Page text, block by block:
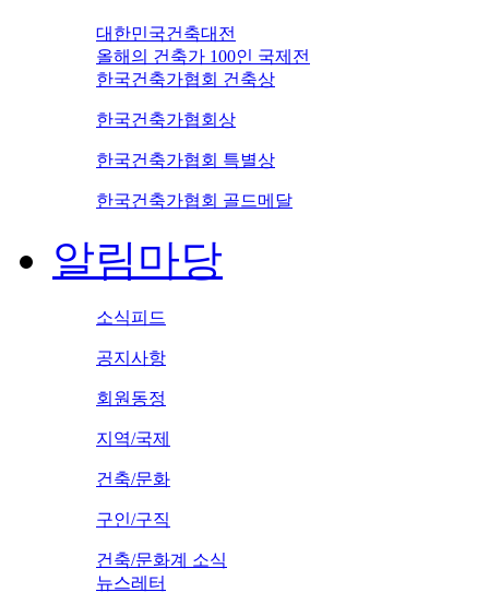
대한민국건축대전
올해의 건축가 100인 국제전
한국건축가협회 건축상
한국건축가협회상
한국건축가협회 특별상
한국건축가협회 골드메달
알림마당
소식피드
공지사항
회원동정
지역/국제
건축/문화
구인/구직
건축/문화계 소식
뉴스레터